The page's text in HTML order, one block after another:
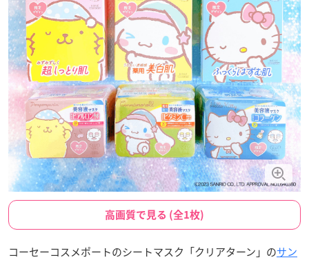
高画質で見る (全1枚)
コーセーコスメポートのシートマスク「クリアターン」のサン